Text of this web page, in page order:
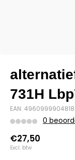
731H
EAN: 4960999904818
0
€27,50
Excl. btw